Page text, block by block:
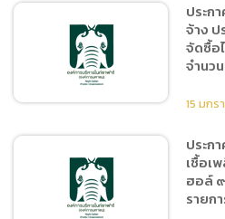
ประกาศเผยแพร่แผนการจัด
ซื้อจัดจ้าง ประจำปีงบประมาณ
พ.ศ.๒๕๖๙ จัดซื้อไม้ดอก ไม้
ประก
จ้าง
จัดซื้อ
จำนว
15 มกร
ประก
เชื้อเ
ฮอล์
รายก